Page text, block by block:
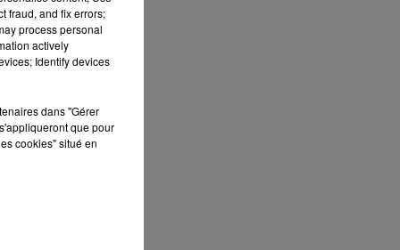
fraud, and fix errors;
process personal
actively
Identify devices
dans "Gérer
que pour
cookies" situé en